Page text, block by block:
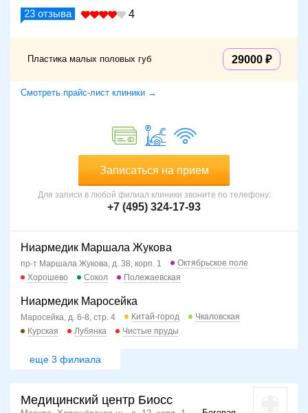
23 отзыва 4
Пластика малых половых губ 29000
Смотреть прайс-лист клиники →
Записаться на прием
Для записи в любой филиал клиники звоните по телефону:
+7 (495) 324-17-93
Ниармедик Маршала Жукова
пр-т Маршала Жукова, д. 38, корп. 1
Октябрьское поле
Хорошево
Сокол Полежаевская
Ниармедик Маросейка
Маросейка, д. 6-8, стр. 4 Китай-город
Чкаловская
Курская
Лубянка Чистые пруды
еще 3 филиала
Медицинский центр Биосс